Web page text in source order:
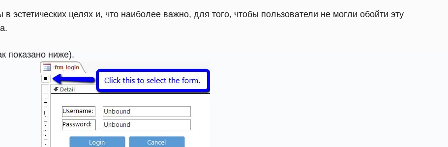
целях и, что наиболее важно, для того, чтобы пользователи не могли обойти эту
показано ниже).